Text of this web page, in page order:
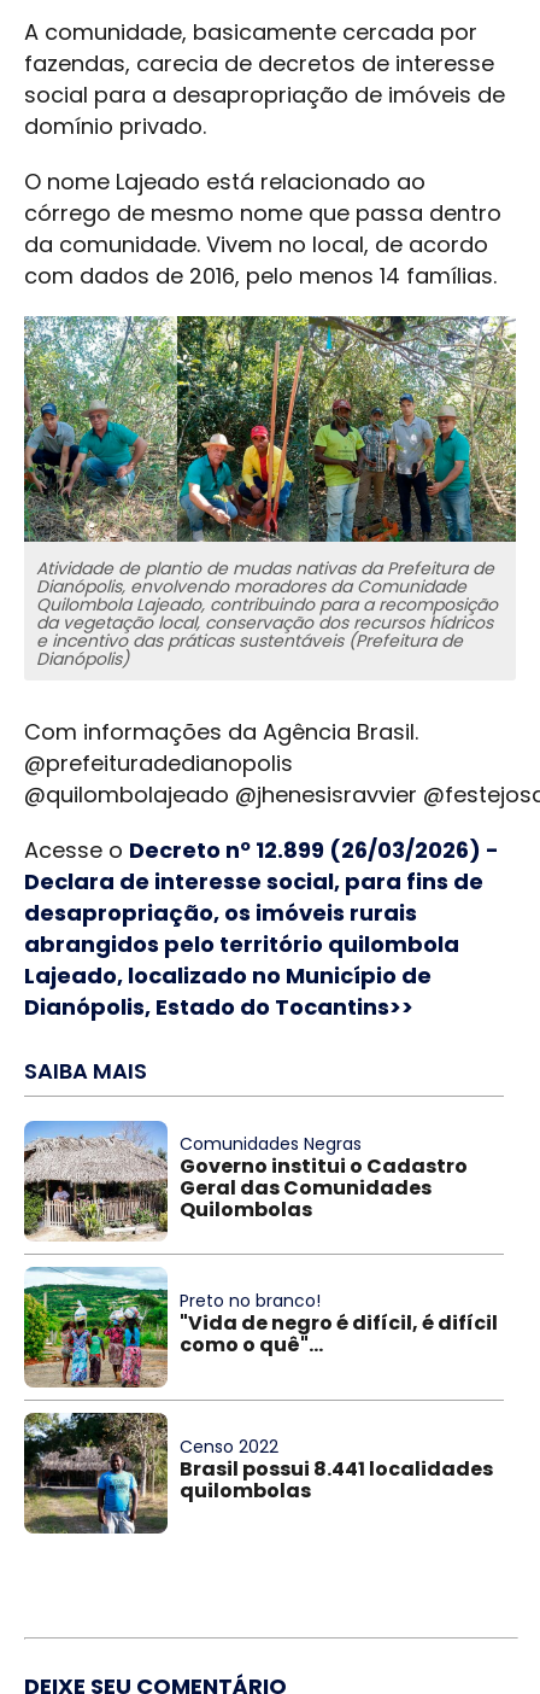
A comunidade, basicamente cercada por
fazendas, carecia de decretos de interesse
social para a desapropriação de imóveis de
domínio privado.
O nome Lajeado está relacionado ao
córrego de mesmo nome que passa dentro
da comunidade. Vivem no local, de acordo
com dados de 2016, pelo menos 14 famílias.
Atividade de plantio de mudas nativas da Prefeitura de
Dianópolis, envolvendo moradores da Comunidade
Quilombola Lajeado, contribuindo para a recomposição
da vegetação local, conservação dos recursos hídricos
e incentivo das práticas sustentáveis (Prefeitura de
Dianópolis)
Com informações da Agência Brasil.
@prefeituradedianopolis
@quilombolajeado @jhenesisravvier
Acesse o Decreto nº 12.899 (26/03/2026) -
Declara de interesse social, para fins de
desapropriação, os imóveis rurais
abrangidos pelo território quilombola
Lajeado, localizado no Município de
Dianópolis, Estado do Tocantins>>
SAIBA MAIS
Comunidades Negras
Governo institui o Cadastro
Geral das Comunidades
Quilombolas
Preto no branco!
"Vida de negro é difícil, é difícil
como o quê"...
Censo 2022
Brasil possui 8.441 localidades
quilombolas
DEIXE SEU COMENTÁRIO